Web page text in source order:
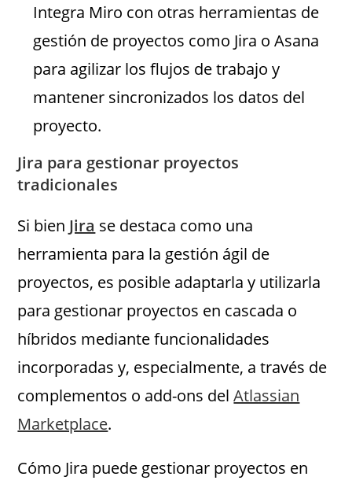
Integra Miro con otras herramientas de
gestión de proyectos como Jira o Asana
para agilizar los flujos de trabajo y
mantener sincronizados los datos del
proyecto.
Jira para gestionar proyectos
tradicionales
Si bien Jira se destaca como una
herramienta para la gestión ágil de
proyectos, es posible adaptarla y utilizarla
para gestionar proyectos en cascada o
híbridos mediante funcionalidades
incorporadas y, especialmente, a través de
complementos o add-ons delAtlassian
Marketplace.
Cómo Jira puede gestionar proyectos en